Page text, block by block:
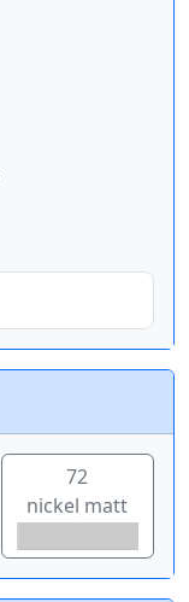
72
nickel matt